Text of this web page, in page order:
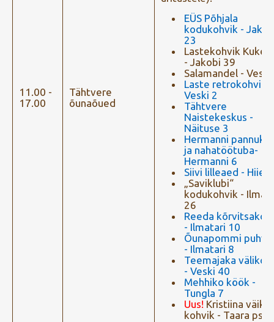
11.00 -
17.00
Tähtvere
õunaõued
EÜS Põhjala
kodukohvik -
23
Lastekohvik
- Jakobi 39
Salamandel - Veski
Laste retrokohvik -
Veski 2
Tähtvere
Naistekeskus -
Näituse 3
Hermanni
ja nahatöötuba-
Hermanni 6
Siivi lilleaed - Hiie
„Saviklubi“
kodukohvik -
26
Reeda
- Ilmatari 10
Õunapommi
- Ilmatari 8
Teemajaka
- Veski 40
Mehhiko köök -
Tungla 7
Uus! Kristiina väike
kohvik - Taara pst